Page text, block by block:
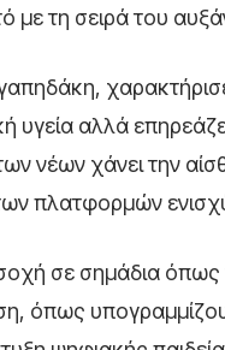
με τη σειρά του
υγεία αλλά
νέων χάνει την
πλατφορμών
σε σημάδια
όπως